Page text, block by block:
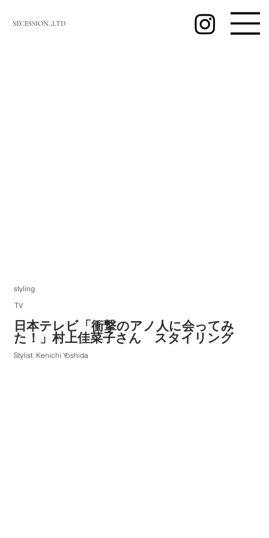
SECESSION.,LTD
styling
TV
日本テレビ「衝撃のアノ人に会ってみ
た！」村上佳菜子さん スタイリング
Stylist: Kenichi Yoshida